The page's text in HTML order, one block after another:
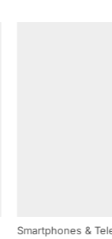
Smartphones &